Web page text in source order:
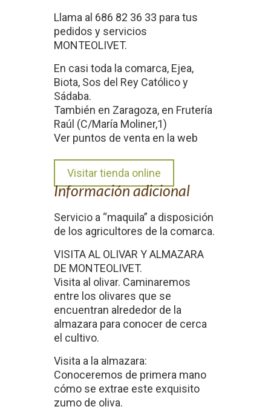
Llama al 686 82 36 33 para tus
pedidos y servicios
MONTEOLIVET.
En casi toda la comarca, Ejea,
Biota, Sos del Rey Católico y
Sádaba.
También en Zaragoza, en Frutería
Raúl (C/María Moliner,1)
Ver puntos de venta en la web
Visitar tienda online
Información adicional
Servicio a “maquila” a disposición
de los agricultores de la comarca.
VISITA AL OLIVAR Y ALMAZARA
DE MONTEOLIVET.
Visita al olivar. Caminaremos
entre los olivares que se
encuentran alrededor de la
almazara para conocer de cerca
el cultivo.
Visita a la almazara:
Conoceremos de primera mano
cómo se extrae este exquisito
zumo de oliva.